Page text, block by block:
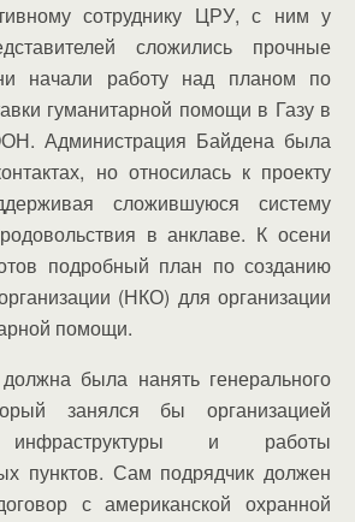
сотруднику ЦРУ, с ним у
сложились прочные
начали работу над планом по
гуманитарной помощи в Газу в
Администрация Байдена была
но относилась к проекту
сложившуюся систему
в анклаве. К осени
подробный план по созданию
(НКО) для организации
помощи.
была нанять генерального
занялся бы организацией
инфраструктуры и работы
пунктов. Сам подрядчик должен
с американской охранной